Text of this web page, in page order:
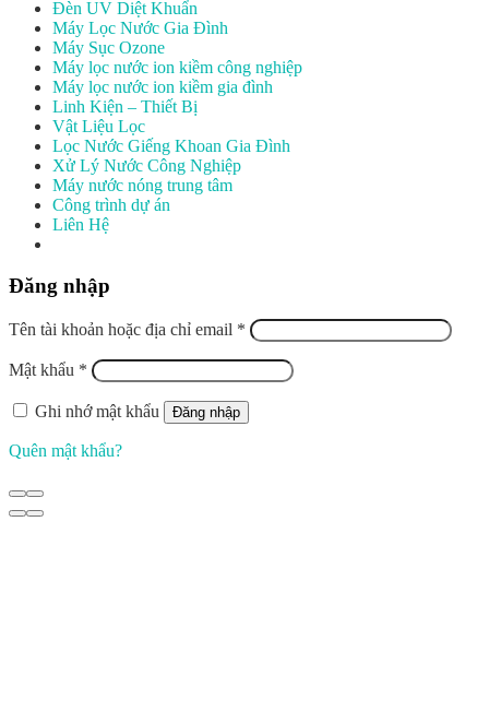
Đèn UV Diệt Khuẩn
Máy Lọc Nước Gia Đình
Máy Sục Ozone
Máy lọc nước ion kiềm công nghiệp
Máy lọc nước ion kiềm gia đình
Linh Kiện – Thiết Bị
Vật Liệu Lọc
Lọc Nước Giếng Khoan Gia Đình
Xử Lý Nước Công Nghiệp
Máy nước nóng trung tâm
Công trình dự án
Liên Hệ
Đăng nhập
Tên tài khoản hoặc địa chỉ email *
Mật khẩu *
Ghi nhớ mật khẩu Đăng nhập
Quên mật khẩu?